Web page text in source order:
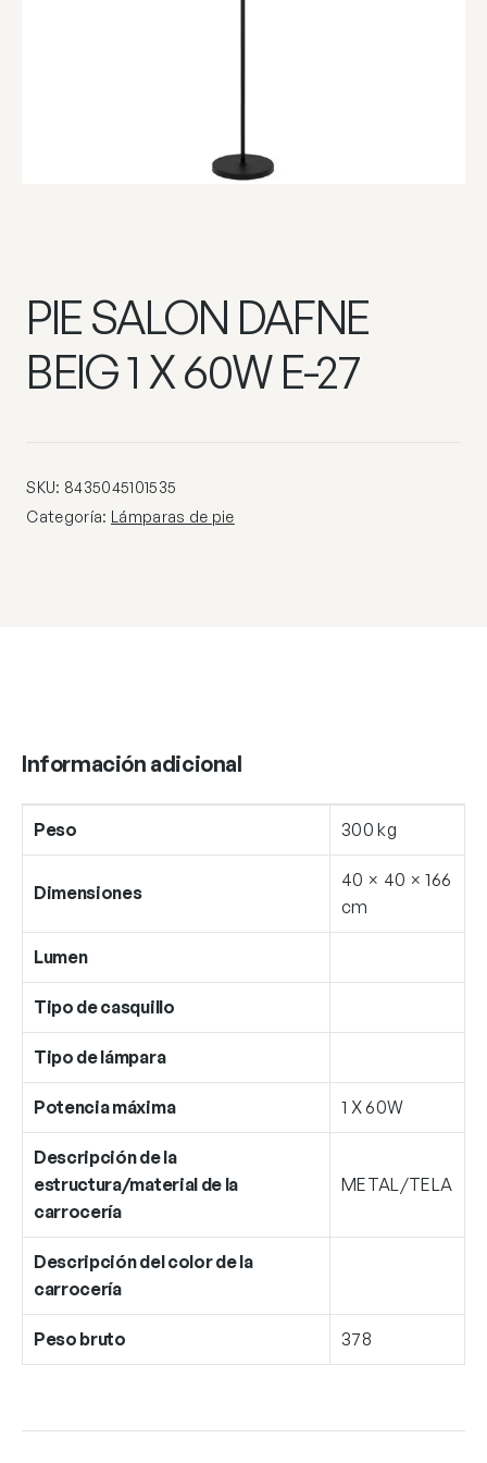
PIE SALON DAFNE
BEIG 1 X 60W E-27
SKU: 8435045101535
Categoría: Lámparas de pie
Información adicional
Peso 300 kg
Dimensiones
40 × 40 × 166
cm
Lumen
Tipo de casquillo
Tipo de lámpara
Potencia máxima 1 X 60W
Descripción de la
estructura/material de la
carrocería
METAL/TELA
Descripción del color de la
carrocería
Peso bruto 378